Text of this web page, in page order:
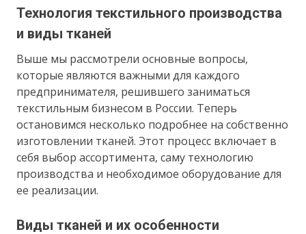
Технология текстильного производства
и виды тканей
Выше мы рассмотрели основные вопросы,
которые являются важными для каждого
предпринимателя, решившего заниматься
текстильным бизнесом в России. Теперь
остановимся несколько подробнее на собственно
изготовлении тканей. Этот процесс включает в
себя выбор ассортимента, саму технологию
производства и необходимое оборудование для
ее реализации.
Виды тканей и их особенности